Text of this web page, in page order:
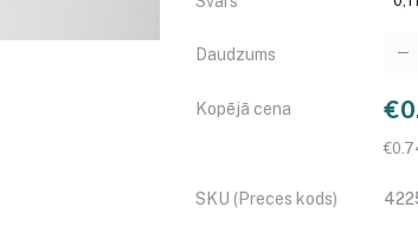
Daudzums
Kopējā cena
SKU (Preces kods)